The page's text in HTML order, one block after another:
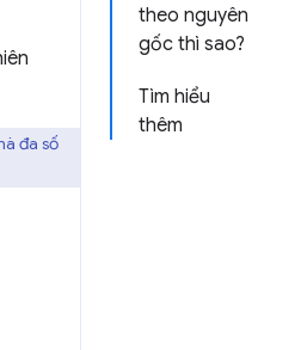
theo nguyên
gốc thì sao?
Tìm hiểu
thêm
đa số